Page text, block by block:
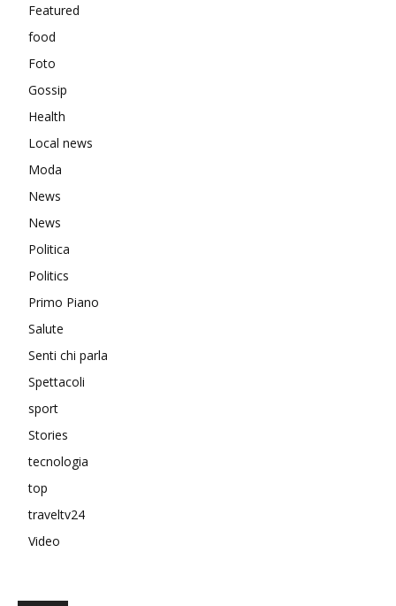
Featured
food
Foto
Gossip
Health
Local news
Moda
News
News
Politica
Politics
Primo Piano
Salute
Senti chi parla
Spettacoli
sport
Stories
tecnologia
top
traveltv24
Video